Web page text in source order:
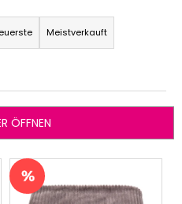
Meistverkauft
ÖFFNEN